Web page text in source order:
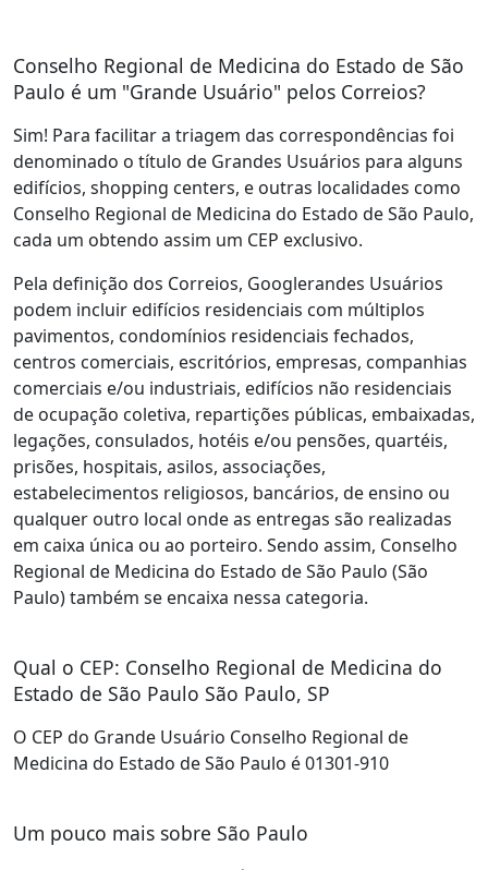
Conselho Regional de Medicina do Estado de São
Paulo é um "Grande Usuário" pelos Correios?
Sim! Para facilitar a triagem das correspondências foi
denominado o título de Grandes Usuários para alguns
edifícios, shopping centers, e outras localidades como
Conselho Regional de Medicina do Estado de São Paulo,
cada um obtendo assim um CEP exclusivo.
Pela definição dos Correios, Googlerandes Usuários
podem incluir edifícios residenciais com múltiplos
pavimentos, condomínios residenciais fechados,
centros comerciais, escritórios, empresas, companhias
comerciais e/ou industriais, edifícios não residenciais
de ocupação coletiva, repartições públicas, embaixadas,
legações, consulados, hotéis e/ou pensões, quartéis,
prisões, hospitais, asilos, associações,
estabelecimentos religiosos, bancários, de ensino ou
qualquer outro local onde as entregas são realizadas
em caixa única ou ao porteiro. Sendo assim, Conselho
Regional de Medicina do Estado de São Paulo (São
Paulo) também se encaixa nessa categoria.
Qual o CEP: Conselho Regional de Medicina do
Estado de São Paulo São Paulo, SP
O CEP do Grande Usuário Conselho Regional de
Medicina do Estado de São Paulo é 01301-910
Um pouco mais sobre São Paulo